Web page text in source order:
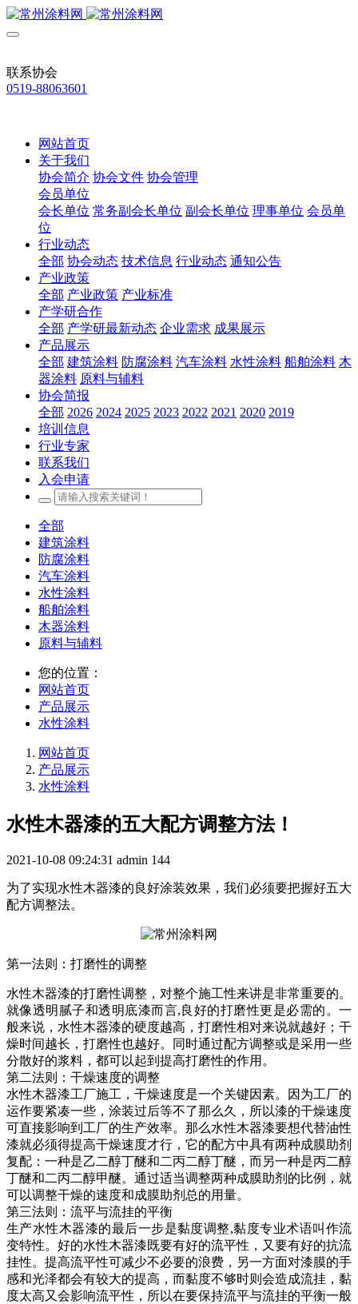
联系协会
0519-88063601
网站首页
关于我们
协会简介 协会文件 协会管理
会员单位
会长单位 常务副会长单位 副会长单位 理事单位 会员单
位
行业动态
全部 协会动态 技术信息 行业动态 通知公告
产业政策
全部 产业政策 产业标准
产学研合作
全部 产学研最新动态 企业需求 成果展示
产品展示
全部 建筑涂料 防腐涂料 汽车涂料 水性涂料 船舶涂料 木
器涂料 原料与辅料
协会简报
全部 2026 2024 2025 2023 2022 2021 2020 2019
培训信息
行业专家
联系我们
入会申请
全部
建筑涂料
防腐涂料
汽车涂料
水性涂料
船舶涂料
木器涂料
原料与辅料
您的位置：
网站首页
产品展示
水性涂料
网站首页
产品展示
水性涂料
水性木器漆的五大配方调整方法！
2021-10-08 09:24:31 admin 144
为了实现水性木器漆的良好涂装效果，我们必须要把握好五大
配方调整法。
第一法则：打磨性的调整
水性木器漆的打磨性调整，对整个施工性来讲是非常重要的。
就像透明腻子和透明底漆而言,良好的打磨性更是必需的。一
般来说，水性木器漆的硬度越高，打磨性相对来说就越好；干
燥时间越长，打磨性也越好。同时通过配方调整或是采用一些
分散好的浆料，都可以起到提高打磨性的作用。
第二法则：干燥速度的调整
水性木器漆工厂施工，干燥速度是一个关键因素。因为工厂的
运作要紧凑一些，涂装过后等不了那么久，所以漆的干燥速度
可直接影响到工厂的生产效率。那么水性木器漆要想代替油性
漆就必须得提高干燥速度才行，它的配方中具有两种成膜助剂
复配：一种是乙二醇丁醚和二丙二醇丁醚，而另一种是丙二醇
丁醚和二丙二醇甲醚。通过适当调整两种成膜助剂的比例，就
可以调整干燥的速度和成膜助剂总的用量。
第三法则：流平与流挂的平衡
生产水性木器漆的最后一步是黏度调整,黏度专业术语叫作流
变特性。好的水性木器漆既要有好的流平性，又要有好的抗流
挂性。提高流平性可减少不必要的浪费，另一方面对漆膜的手
感和光泽都会有较大的提高，而黏度不够时则会造成流挂，黏
度太高又会影响流平性，所以在要保持流平与流挂的平衡一般